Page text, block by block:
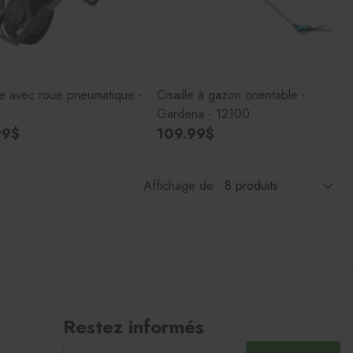
avec roue pneumatique -
Cisaille à gazon orientable -
Gardena - 12100
109.99$
Affichage de
Restez informés